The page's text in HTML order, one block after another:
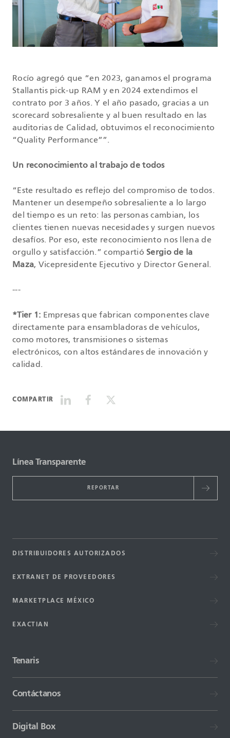
Rocío agregó que “en 2023, ganamos el programa
Stallantis pick-up RAM y en 2024 extendimos el
contrato por 3 años. Y el año pasado, gracias a un
scorecard sobresaliente y al buen resultado en las
auditorias de Calidad, obtuvimos el reconocimiento
“Quality Performance””.
Un reconocimiento al trabajo de todos
“Este resultado es reflejo del compromiso de todos.
Mantener un desempeño sobresaliente a lo largo
del tiempo es un reto: las personas cambian, los
clientes tienen nuevas necesidades y surgen nuevos
desafíos. Por eso, este reconocimiento nos llena de
orgullo y satisfacción.” compartióSergio de la
Maza, Vicepresidente Ejecutivo y Director General.
---
*Tier 1: Empresas que fabrican componentes clave
directamente para ensambladoras de vehículos,
como motores, transmisiones o sistemas
electrónicos, con altos estándares de innovación y
calidad.
COMPARTIR
Línea Transparente
REPORTAR
DISTRIBUIDORES AUTORIZADOS
EXTRANET DE PROVEEDORES
MARKETPLACE MÉXICO
EXACTIAN
Tenaris
Contáctanos
Digital Box